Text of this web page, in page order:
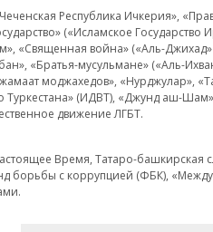
Республика Ичкерия»,
(«Исламское
война» («Аль-Джихад»
«Братья-мусульмане» («Аль-
моджахедов», «Нурджулар»,
Туркестана» (ИДВТ), «Джунд аш-
движение ЛГБТ.
Время, Татаро-
борьбы с коррупцией (ФБК),